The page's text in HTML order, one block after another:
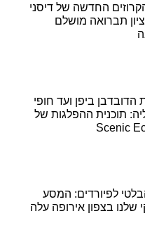
החדשה של דיסני
תברואה מושלם
ביפן ועד חופי
תוכנית ההפלגות של
לפיורדים: המסע
בצפון אירופה עלה